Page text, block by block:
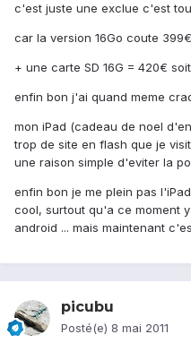
c'est juste une exclue c'est
car la version 16Go coute 399€
+ une carte SD 16G = 420€
enfin bon j'ai quand meme
mon iPad (cadeau de noel
trop de site en flash que je
une raison simple d'eviter la
enfin bon je me plein pas
cool, surtout qu'a ce moment
android ... mais maintenant
picubu
Posté(e) 8 mai 2011